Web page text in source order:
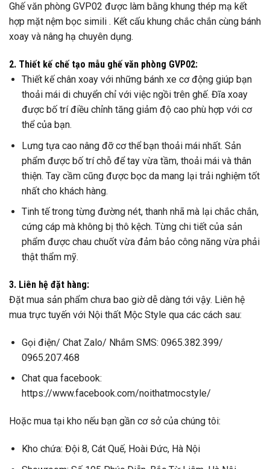
Ghế văn phòng GVP02 được làm bằng khung thép mạ kết
hợp mặt nệm bọc simili . Kết cấu khung chắc chắn cùng bánh
xoay và nâng hạ chuyên dụng.
2. Thiết kế chế tạo mẫu ghế văn phòng GVP02:
Thiết kế chân xoay với những bánh xe cơ động giúp bạn
thoải mái di chuyển chỉ với việc ngồi trên ghế. Đĩa xoay
được bố trí điều chỉnh tăng giảm độ cao phù hợp với cơ
thể của bạn.
Lưng tựa cao nâng đỡ cơ thể bạn thoải mái nhất. Sản
phẩm được bố trí chỗ để tay vừa tầm, thoải mái và thân
thiện. Tay cầm cũng được bọc da mang lại trải nghiệm tốt
nhất cho khách hàng.
Tinh tế trong từng đường nét, thanh nhã mà lại chắc chắn,
cứng cáp mà không bị thô kệch. Từng chi tiết của sản
phẩm được chau chuốt vừa đảm bảo công năng vừa phải
thật thẩm mỹ.
3. Liên hệ đặt hàng:
Đặt mua sản phẩm chưa bao giờ dễ dàng tới vậy. Liên hệ
mua trực tuyến với Nội thất Mộc Style qua các cách sau:
Gọi điện/ Chat Zalo/ Nhắm SMS: 0965.382.399/
0965.207.468
Chat qua facebook:
https://www.facebook.com/noithatmocstyle/
Hoặc mua tại kho nếu bạn gần cơ sở của chúng tôi:
Kho chứa: Đội 8, Cát Quế, Hoài Đức, Hà Nội